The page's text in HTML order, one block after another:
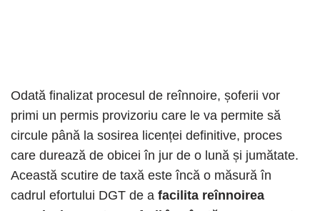
Odată finalizat procesul de reînnoire, șoferii vor
primi un permis provizoriu care le va permite să
circule până la sosirea licenței definitive, proces
care durează de obicei în jur de o lună și jumătate.
Această scutire de taxă este încă o măsură în
cadrul efortului DGT de a facilita reînnoirea